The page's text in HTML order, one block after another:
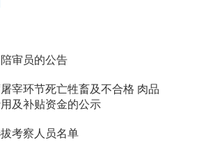
审员的公告
宰环节死亡牲畜及不合格 肉品
及补贴资金的公示
考察人员名单